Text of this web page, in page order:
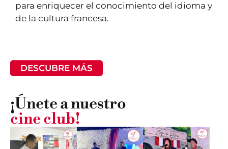
para enriquecer el conocimiento del idioma y
de la cultura francesa.
DESCUBRE MÁS
¡Únete a nuestro
cine club!